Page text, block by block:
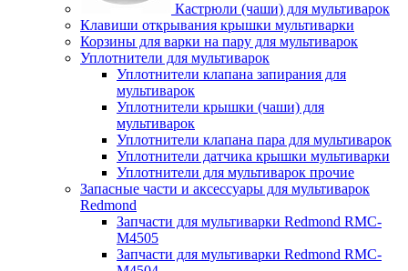
Кастрюли (чаши) для мультиварок
Клавиши открывания крышки мультиварки
Корзины для варки на пару для мультиварок
Уплотнители для мультиварок
Уплотнители клапана запирания для
мультиварок
Уплотнители крышки (чаши) для
мультиварок
Уплотнители клапана пара для мультиварок
Уплотнители датчика крышки мультиварки
Уплотнители для мультиварок прочие
Запасные части и аксессуары для мультиварок
Redmond
Запчасти для мультиварки Redmond RMC-
M4505
Запчасти для мультиварки Redmond RMC-